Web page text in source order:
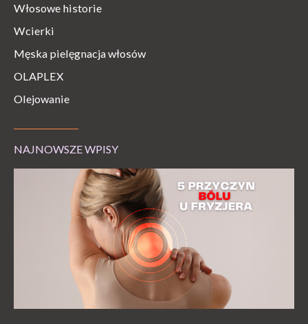
Włosowe historie
Wcierki
Męska pielęgnacja włosów
OLAPLEX
Olejowanie
NAJNOWSZE WPISY